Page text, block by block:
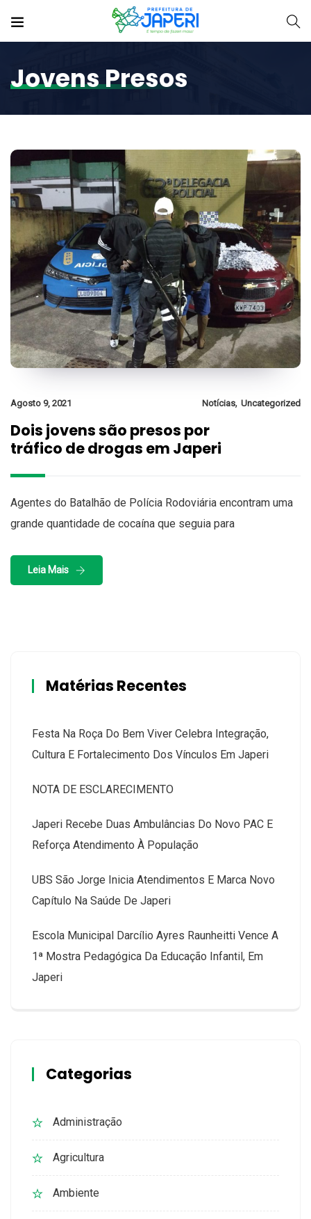
Jovens Presos
Agosto 9, 2021 Notícias, Uncategorized
Dois jovens são presos por
tráfico de drogas em Japeri
Agentes do Batalhão de Polícia Rodoviária encontram uma
grande quantidade de cocaína que seguia para
Leia Mais
Matérias Recentes
Festa Na Roça Do Bem Viver Celebra Integração,
Cultura E Fortalecimento Dos Vínculos Em Japeri
NOTA DE ESCLARECIMENTO
Japeri Recebe Duas Ambulâncias Do Novo PAC E
Reforça Atendimento À População
UBS São Jorge Inicia Atendimentos E Marca Novo
Capítulo Na Saúde De Japeri
Escola Municipal Darcílio Ayres Raunheitti Vence A
1ª Mostra Pedagógica Da Educação Infantil, Em
Japeri
Categorias
Administração
Agricultura
Ambiente